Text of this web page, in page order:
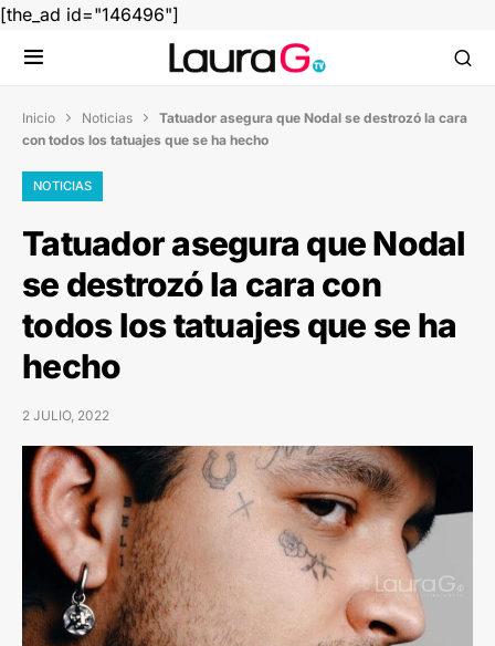
[the_ad id="146496"]
Inicio  Noticias  Tatuador asegura que Nodal se destrozó la cara
con todos los tatuajes que se ha hecho
NOTICIAS
Tatuador asegura que Nodal
se destrozó la cara con
todos los tatuajes que se ha
hecho
2 JULIO, 2022